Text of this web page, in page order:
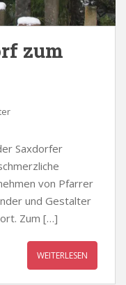
zum
Saxdorfer
von Pfarrer
und Gestalter
Zum […]
WEITERLESEN